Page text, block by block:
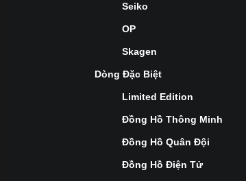
Seiko
OP
Skagen
Dòng Đặc Biệt
Limited Edition
Đồng Hồ Thông Minh
Đồng Hồ Quân Đội
Đồng Hồ Điện Tử